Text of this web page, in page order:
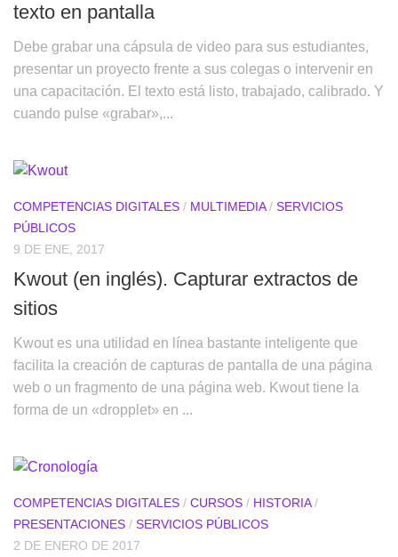
texto en pantalla
Debe grabar una cápsula de video para sus estudiantes,
presentar un proyecto frente a sus colegas o intervenir en
una capacitación. El texto está listo, trabajado, calibrado. Y
cuando pulse «grabar»,...
COMPETENCIAS DIGITALES / MULTIMEDIA/ SERVICIOS
PÚBLICOS
9 DE ENE, 2017
Kwout (en inglés). Capturar extractos de
sitios
Kwout es una utilidad en línea bastante inteligente que
facilita la creación de capturas de pantalla de una página
web o un fragmento de una página web. Kwout tiene la
forma de un «dropplet» en ...
COMPETENCIAS DIGITALES / CURSOS / HISTORIA/
PRESENTACIONES / SERVICIOS PÚBLICOS
2 DE ENERO DE 2017